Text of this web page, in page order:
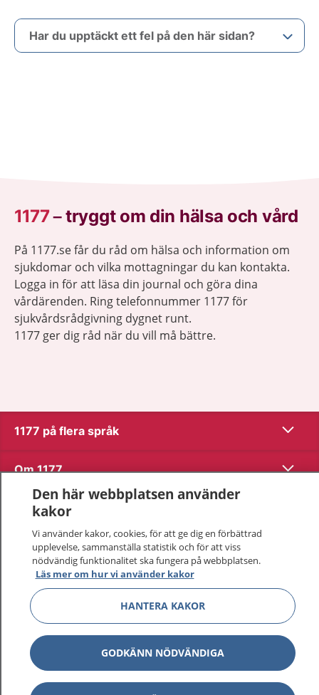
Har du upptäckt ett fel på den här sidan?
1177–tryggt om din hälsa och vård
På 1177.se får du råd om hälsa och information om
sjukdomar och vilka mottagningar du kan kontakta.
Logga in för att läsa din journal och göra dina
vårdärenden. Ring telefonnummer 1177 för
sjukvårdsrådgivning dygnet runt.
1177 ger dig råd när du vill må bättre.
1177 på flera språk Visa
Om 1177 Visa
Kontakt
Behandling av personuppgifter
Hantering av kakor
Inställningar för kakor
1177 – en tjänst frånInera.
Den här webbplatsen använder
kakor
Vi använder kakor, cookies, för att ge dig en förbättrad
upplevelse, sammanställa statistik och för att viss
nödvändig funktionalitet ska fungera på webbplatsen.
Läs mer om hur vi använder kakor
HANTERA KAKOR
GODKÄNN NÖDVÄNDIGA